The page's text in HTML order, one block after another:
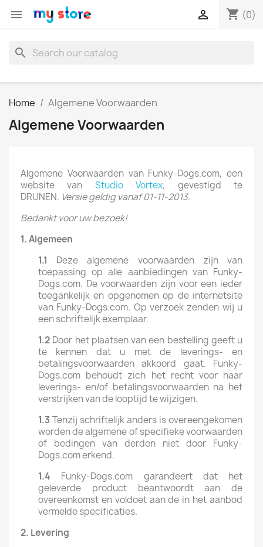
 shopping_cart (0)

search
Home Algemene Voorwaarden
Algemene Voorwaarden
Algemene Voorwaarden van Funky-Dogs.com, een
website van Studio Vortex, gevestigd te
DRUNEN. Versie geldig vanaf 01-11-2013.
Bedankt voor uw bezoek!
1.Algemeen
1.1 Deze algemene voorwaarden zijn van
toepassing op alle aanbiedingen van Funky-
Dogs.com. De voorwaarden zijn voor een ieder
toegankelijk en opgenomen op de internetsite
van Funky-Dogs.com. Op verzoek zenden wij u
een schriftelijk exemplaar.
1.2 Door het plaatsen van een bestelling geeft u
te kennen dat u met de leverings- en
betalingsvoorwaarden akkoord gaat. Funky-
Dogs.com behoudt zich het recht voor haar
leverings- en/of betalingsvoorwaarden na het
verstrijken van de looptijd te wijzigen.
1.3 Tenzij schriftelijk anders is overeengekomen
worden de algemene of specifieke voorwaarden
of bedingen van derden niet door Funky-
Dogs.com erkend.
1.4 Funky-Dogs.com garandeert dat het
geleverde product beantwoordt aan de
overeenkomst en voldoet aan de in het aanbod
vermelde specificaties.
2. Levering